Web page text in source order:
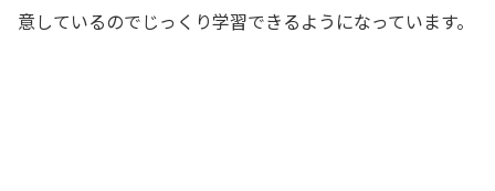
意しているのでじっくり学習できるようになっています。